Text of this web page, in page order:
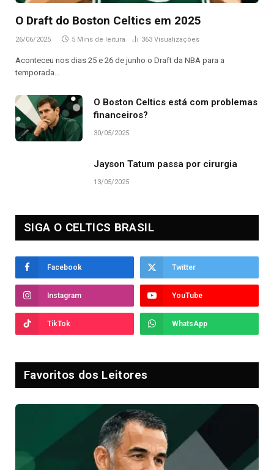
O Draft do Boston Celtics em 2025
26/06/2025 5 Mins de leitura 363 Visualizações
Aconteceu nos dias 25 e 26 de junho o Draft da NBA para a
temporada…
O Boston Celtics está com problemas
financeiros?
30/05/2025
Jayson Tatum passa por cirurgia
13/05/2025
SIGA O CELTICS BRASIL
Facebook Twitter
Instagram YouTube
TikTok WhatsApp
Favoritos dos Leitores